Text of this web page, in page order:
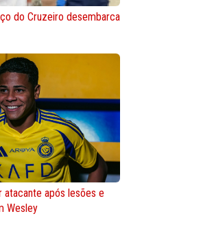
do Cruzeiro desembarca
atacante após lesões e
Wesley